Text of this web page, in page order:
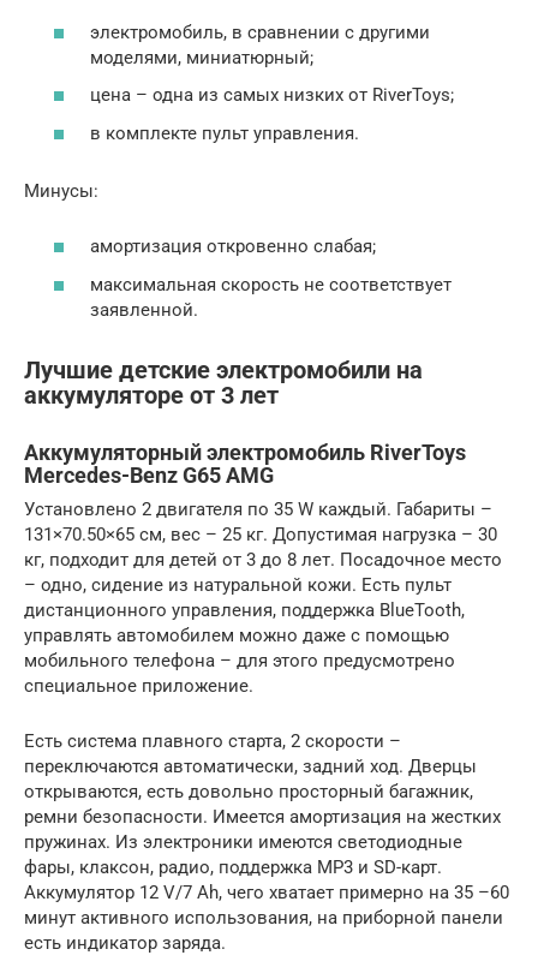
электромобиль, в сравнении с другими
моделями, миниатюрный;
цена – одна из самых низких от RiverToys;
в комплекте пульт управления.
Минусы:
амортизация откровенно слабая;
максимальная скорость не соответствует
заявленной.
Лучшие детские электромобили на
аккумуляторе от 3 лет
Аккумуляторный электромобиль RiverToys
Mercedes-Benz G65 AMG
Установлено 2 двигателя по 35 W каждый. Габариты –
131×70.50×65 см, вес – 25 кг. Допустимая нагрузка – 30
кг, подходит для детей от 3 до 8 лет. Посадочное место
– одно, сидение из натуральной кожи. Есть пульт
дистанционного управления, поддержка BlueTooth,
управлять автомобилем можно даже с помощью
мобильного телефона – для этого предусмотрено
специальное приложение.
Есть система плавного старта, 2 скорости –
переключаются автоматически, задний ход. Дверцы
открываются, есть довольно просторный багажник,
ремни безопасности. Имеется амортизация на жестких
пружинах. Из электроники имеются светодиодные
фары, клаксон, радио, поддержка MP3 и SD-карт.
Аккумулятор 12 V/7 Ah, чего хватает примерно на 35 –60
минут активного использования, на приборной панели
есть индикатор заряда.